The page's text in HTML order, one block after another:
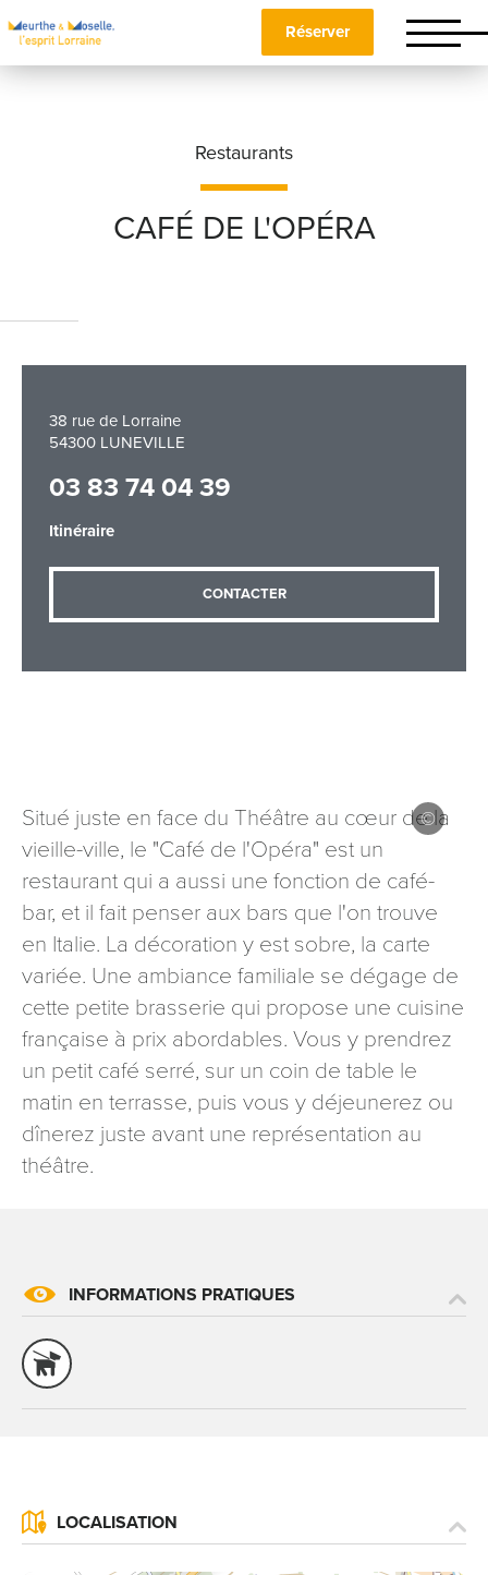
Réserver
Restaurants
CAFÉ DE L'OPÉRA
38 rue de Lorraine
54300 LUNEVILLE
03 83 74 04 39
Itinéraire
CONTACTER
Situé juste en face du Théâtre au cœur de la
vieille-ville, le "Café de l'Opéra" est un
restaurant qui a aussi une fonction de café-
bar, et il fait penser aux bars que l'on trouve
en Italie. La décoration y est sobre, la carte
variée. Une ambiance familiale se dégage de
cette petite brasserie qui propose une cuisine
française à prix abordables. Vous y prendrez
un petit café serré, sur un coin de table le
matin en terrasse, puis vous y déjeunerez ou
dînerez juste avant une représentation au
théâtre.
INFORMATIONS PRATIQUES
LOCALISATION
Prénom*
Adresse email*
Message*
Les informations recueillies à partir de ce formulaire sont
nécessaires au traitement de votre demande (sauf
mention contraire). Vous disposez d’un droit d’accès, de
rectification et d’opposition aux données vous concernant,
que vous pouvez exercer en adressant une demande par
courriel à tourisme@departement54.fr ou par courrier
signé accompagné de la copie d’un titre d’identité à
l’adresse suivante : Meurthe & Moselle Tourisme - 48
esplanade Jacques-Baudot CO 90019 54035 NANCY
cedex
reCAPTCHA